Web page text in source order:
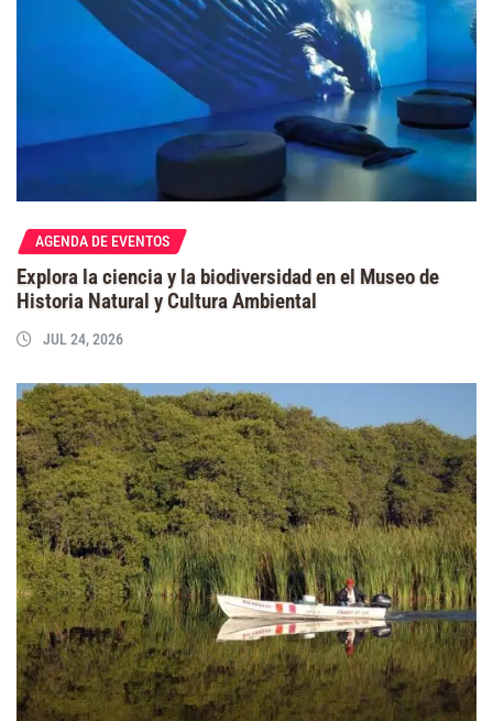
AGENDA DE EVENTOS
Explora la ciencia y la biodiversidad en el Museo de
Historia Natural y Cultura Ambiental
JUL 24, 2026